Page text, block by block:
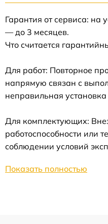
Гарантия от сервиса: на
— до 3 месяцев.
Что считается
Для работ: Повторное
напрямую связан с
неправильная установка
Для комплектующих:
работоспособности или
соблюдении условий
Показать полностью